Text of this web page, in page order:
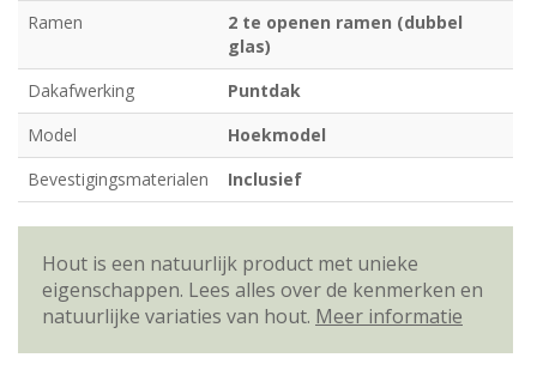
Ramen
2 te openen ramen (dubbel
glas)
Dakafwerking
Puntdak
Model
Hoekmodel
Bevestigingsmaterialen
Inclusief
Hout is een natuurlijk product met unieke
eigenschappen. Lees alles over de kenmerken en
natuurlijke variaties van hout. Meer informatie